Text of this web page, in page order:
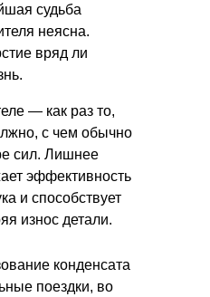
судьба
неясна.
вряд ли
— как раз то,
с чем обычно
сил. Лишнее
эффективность
и способствует
износ детали.
конденсата
поездки, во